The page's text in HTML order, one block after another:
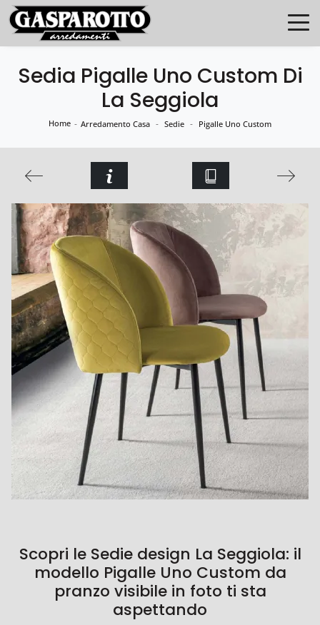
Sedia Pigalle Uno Custom Di
La Seggiola
Home - Arredamento Casa - Sedie - Pigalle Uno Custom
Scopri le Sedie design La Seggiola: il
modello Pigalle Uno Custom da
pranzo visibile in foto ti sta
aspettando